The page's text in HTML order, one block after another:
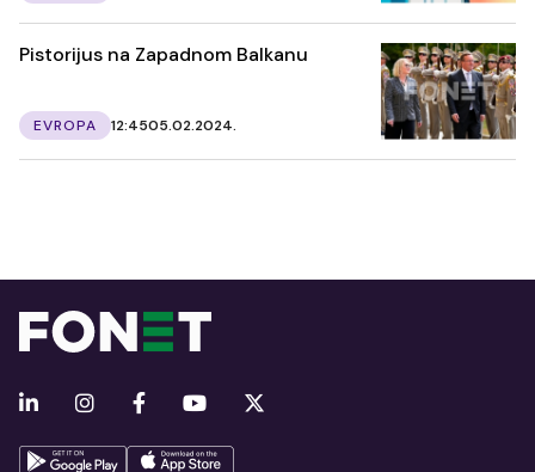
Pistorijus na Zapadnom Balkanu
EVROPA 12:4505.02.2024.